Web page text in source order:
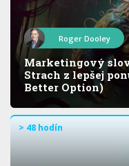
Roger Dooley
Marketingový
Strach z lepšej
Better Option)
> 48 hodín